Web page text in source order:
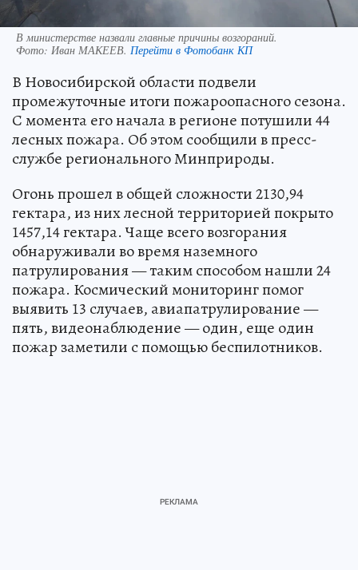
В министерстве назвали главные причины возгораний.
Фото: Иван МАКЕЕВ. Перейти в Фотобанк КП
В Новосибирской области подвели
промежуточные итоги пожароопасного сезона.
С момента его начала в регионе потушили 44
лесных пожара. Об этом сообщили в пресс-
службе регионального Минприроды.
Огонь прошел в общей сложности 2130,94
гектара, из них лесной территорией покрыто
1457,14 гектара. Чаще всего возгорания
обнаруживали во время наземного
патрулирования — таким способом нашли 24
пожара. Космический мониторинг помог
выявить 13 случаев, авиапатрулирование —
пять, видеонаблюдение — один, еще один
пожар заметили с помощью беспилотников.